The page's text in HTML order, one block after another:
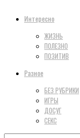
Интересно
ЖИЗНЬ
ПОЛЕЗНО
ПОЗИТИВ
Разное
БЕЗ РУБРИКИ
ИГРЫ
ДОСУГ
СЕКС